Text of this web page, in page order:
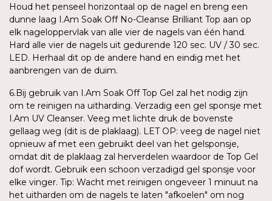
Houd het penseel horizontaal op de nagel en breng een
dunne laag I.Am Soak Off No-Cleanse Brilliant Top aan op
elk nageloppervlak van alle vier de nagels van één hand.
Hard alle vier de nagels uit gedurende 120 sec. UV / 30 sec.
LED. Herhaal dit op de andere hand en eindig met het
aanbrengen van de duim.
6.Bij gebruik van I.Am Soak Off Top Gel zal het nodig zijn
om te reinigen na uitharding. Verzadig een gel sponsje met
I.Am UV Cleanser. Veeg met lichte druk de bovenste
gellaag weg (dit is de plaklaag). LET OP: veeg de nagel niet
opnieuw af met een gebruikt deel van het gelsponsje,
omdat dit de plaklaag zal herverdelen waardoor de Top Gel
dof wordt. Gebruik een schoon verzadigd gel sponsje voor
elke vinger. Tip: Wacht met reinigen ongeveer 1 minuut na
het uitharden om de nagels te laten "afkoelen" om nog